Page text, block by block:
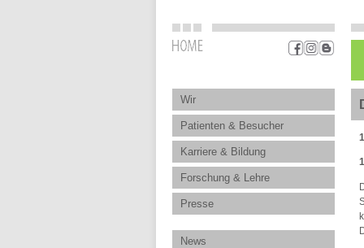
Wir
Patienten & Besucher
Karriere & Bildung
Forschung & Lehre
Presse
News